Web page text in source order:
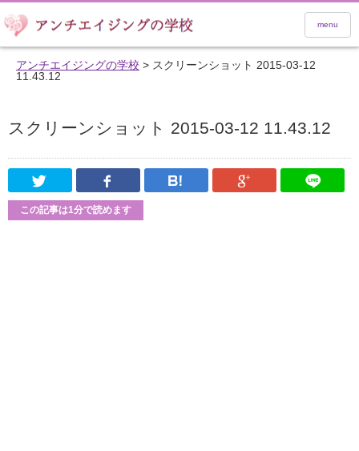
menu
アンチエイジングの学校 > スクリーンショット 2015-03-12
11.43.12
スクリーンショット 2015-03-12 11.43.12
Twitter Facebook はてなブックマーク
Google
この記事は1分で読めます